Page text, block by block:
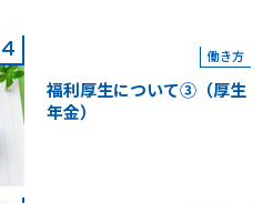
働き方
福利厚生について③（厚生
年金）